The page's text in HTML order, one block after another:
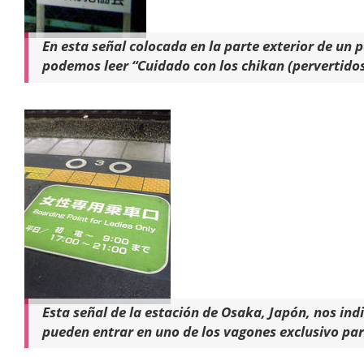
En esta señal colocada en la parte exterior de un
podemos leer “Cuidado con los chikan
Esta señal de la estación de Osaka, Japón, nos
pueden entrar en uno de los vagones exclusivo